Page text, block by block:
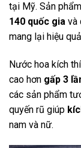
tại Mỹ. Sản
140 quốc gia và
mang lại hiệu
Nước hoa kích
cao hơn gấp 3
các sản phẩm
quyến rũ giúp
nam và nữ.